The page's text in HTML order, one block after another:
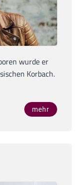
wurde er
Korbach.
mehr